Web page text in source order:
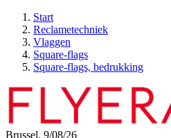
Start
Reclametechniek
Vlaggen
Square-flags
Square-flags, bedrukking
Brussel, 9/08/26